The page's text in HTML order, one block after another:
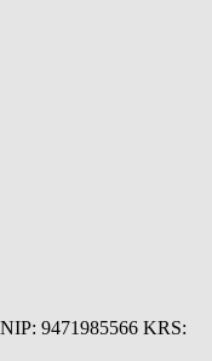
9471985566 KRS: